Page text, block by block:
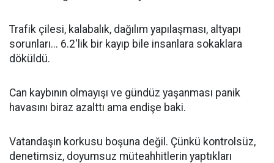
Trafik çilesi, kalabalık, dağılım yapılaşması, altyapı
sorunları... 6.2'lik bir kayıp bile insanlara sokaklara
döküldü.
Can kaybının olmayışı ve gündüz yaşanması panik
havasını biraz azalttı ama endişe baki.
Vatandaşın korkusu boşuna değil. Çünkü kontrolsüz,
denetimsiz, doyumsuz müteahhitlerin yaptıkları